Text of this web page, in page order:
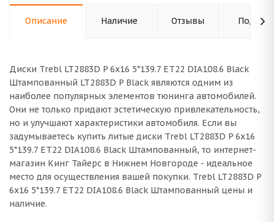
Описание Наличие Отзывы
Диски Trebl LT2883D P 6x16 5*139.7 ET22 DIA108.6 Black
Штампованный LT2883D P Black являются одним из
наиболее популярных элементов тюнинга автомобилей.
Они не только придают эстетическую привлекательность,
но и улучшают характеристики автомобиля. Если вы
задумываетесь купить литые диски Trebl LT2883D P 6x16
5*139.7 ET22 DIA108.6 Black Штампованный, то интернет-
магазин Кинг Тайерс в Нижнем Новгороде - идеальное
место для осуществления вашей покупки. Trebl LT2883D P
6x16 5*139.7 ET22 DIA108.6 Black Штампованный цены и
наличие.